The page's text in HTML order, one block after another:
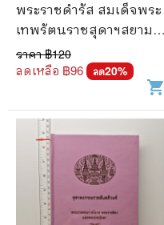
พระราชดำรัส สมเด็จพระ
เทพรัตนราชสุดาฯสยาม
บรมราชกุมารี
ราคา ฿120
ลดเหลือ ฿96 ลด20%
shopping_cart